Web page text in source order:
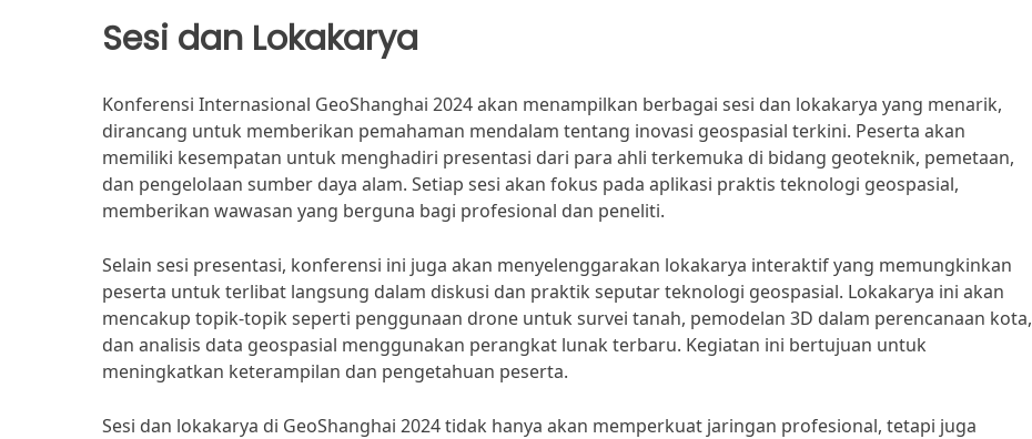
Sesi dan Lokakarya
Konferensi Internasional GeoShanghai 2024 akan menampilkan berbagai sesi dan lokakarya yang menarik,
dirancang untuk memberikan pemahaman mendalam tentang inovasi geospasial terkini. Peserta akan
memiliki kesempatan untuk menghadiri presentasi dari para ahli terkemuka di bidang geoteknik, pemetaan,
dan pengelolaan sumber daya alam. Setiap sesi akan fokus pada aplikasi praktis teknologi geospasial,
memberikan wawasan yang berguna bagi profesional dan peneliti.
Selain sesi presentasi, konferensi ini juga akan menyelenggarakan lokakarya interaktif yang memungkinkan
peserta untuk terlibat langsung dalam diskusi dan praktik seputar teknologi geospasial. Lokakarya ini akan
mencakup topik-topik seperti penggunaan drone untuk survei tanah, pemodelan 3D dalam perencanaan kota,
dan analisis data geospasial menggunakan perangkat lunak terbaru. Kegiatan ini bertujuan untuk
meningkatkan keterampilan dan pengetahuan peserta.
Sesi dan lokakarya di GeoShanghai 2024 tidak hanya akan memperkuat jaringan profesional, tetapi juga